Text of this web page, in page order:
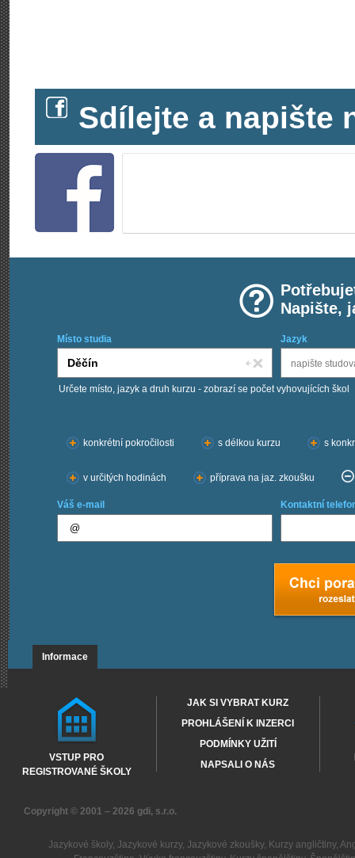
Sdílejte a napište
Napište,
Místo studia Jazyk
Určete místo, jazyk a druh kurzu - zobrazí se počet vyhovujících škol
konkrétní pokročilosti
s délkou kurzu s
v určitých hodinách příprava na jaz. zkoušku
Váš e-mail Kontaktní
Informace
VSTUP PRO
REGISTROVANÉ ŠKOLY
JAK SI VYBRAT KURZ
PROHLÁŠENÍ K INZERCI
PODMÍNKY UŽITÍ
NAPSALI O NÁS
Copyright © 2001 – 2026 gdi, s.r.o.
Jazykové školy, Jazykové kurzy, Jazykové zkoušky, Kurzy angličtiny,